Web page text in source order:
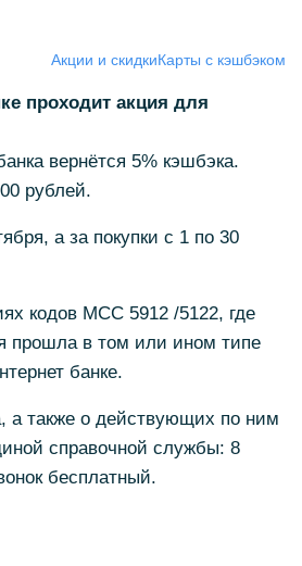
Акции и скидкиКарты с кэшбэком
проходит акция для
вернётся 5% кэшбэка.
рублей.
а за покупки с 1 по 30
кодов MCC 5912 /5122, где
прошла в том или ином типе
банке.
а также о действующих по ним
справочной службы: 8
бесплатный.